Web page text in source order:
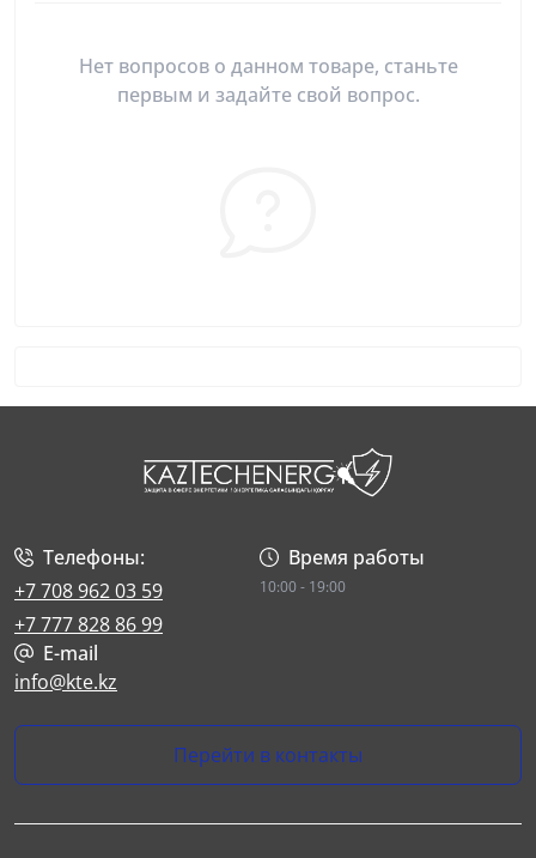
Нет вопросов о данном товаре, станьте
первым и задайте свой вопрос.
Телефоны:
+7 708 962 03 59
+7 777 828 86 99
Время работы
10:00 - 19:00
E-mail
info@kte.kz
Перейти в контакты